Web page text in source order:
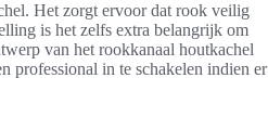
Het zorgt ervoor dat rook veilig
is het zelfs extra belangrijk om
van het rookkanaal houtkachel
professional in te schakelen indien er